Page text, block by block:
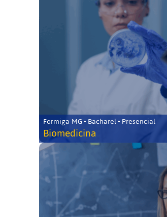
Formiga-MG • Bacharel • Presencial
Biomedicina